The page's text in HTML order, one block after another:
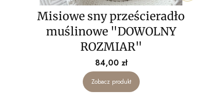
Misiowe sny prześcieradło
muślinowe "DOWOLNY
ROZMIAR"
Cena
84,00 zł
Zobacz produkt